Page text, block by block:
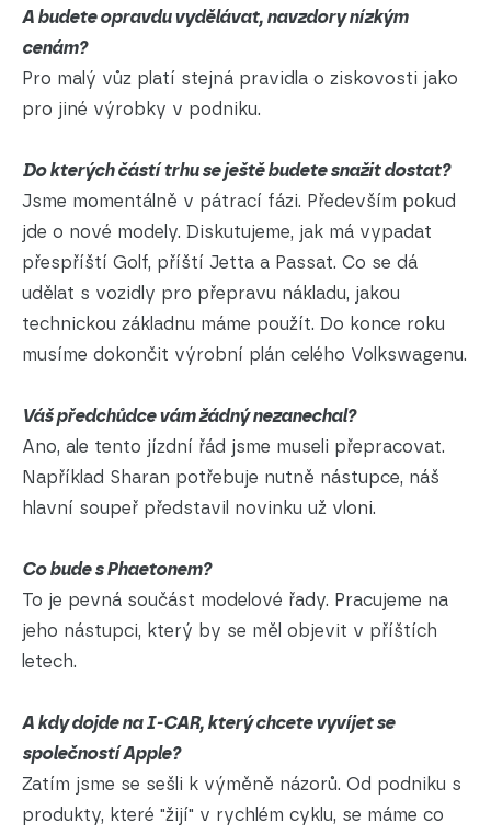
A budete opravdu vydělávat, navzdory nízkým
cenám?
Pro malý vůz platí stejná pravidla o ziskovosti jako
pro jiné výrobky v podniku.
Do kterých částí trhu se ještě budete snažit dostat?
Jsme momentálně v pátrací fázi. Především pokud
jde o nové modely. Diskutujeme, jak má vypadat
přespříští Golf, příští Jetta a Passat. Co se dá
udělat s vozidly pro přepravu nákladu, jakou
technickou základnu máme použít. Do konce roku
musíme dokončit výrobní plán celého Volkswagenu.
Váš předchůdce vám žádný nezanechal?
Ano, ale tento jízdní řád jsme museli přepracovat.
Například Sharan potřebuje nutně nástupce, náš
hlavní soupeř představil novinku už vloni.
Co bude s Phaetonem?
To je pevná součást modelové řady. Pracujeme na
jeho nástupci, který by se měl objevit v příštích
letech.
A kdy dojde na I-CAR, který chcete vyvíjet se
společností Apple?
Zatím jsme se sešli k výměně názorů. Od podniku s
produkty, které "žijí" v rychlém cyklu, se máme co